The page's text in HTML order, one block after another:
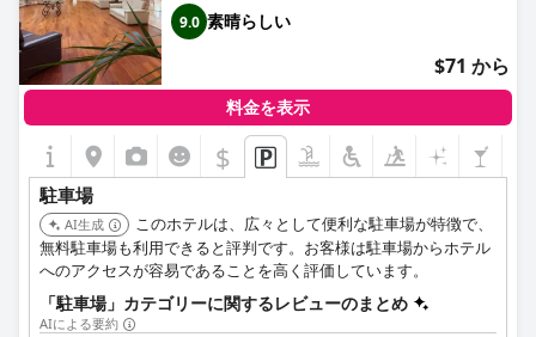
9.0 素晴らしい
$71 から
料金を表示
$
駐車場
AI生成
このホテルは、広々として便利な駐車場が特徴で、
無料駐車場も利用できると評判です。お客様は駐車場からホテル
へのアクセスが容易であることを高く評価しています。
「駐車場」カテゴリーに関するレビューのまとめ
AIによる要約